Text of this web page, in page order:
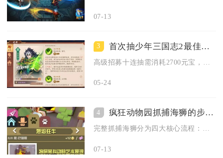
07-13
3 首次抽少年三国志2最佳选择
05-24
4 疯狂动物园抓捕海狮的步骤是什么
完整抓捕海狮分为四大核心流程：解锁极地地图前置筹备、极地跑酷...
07-13